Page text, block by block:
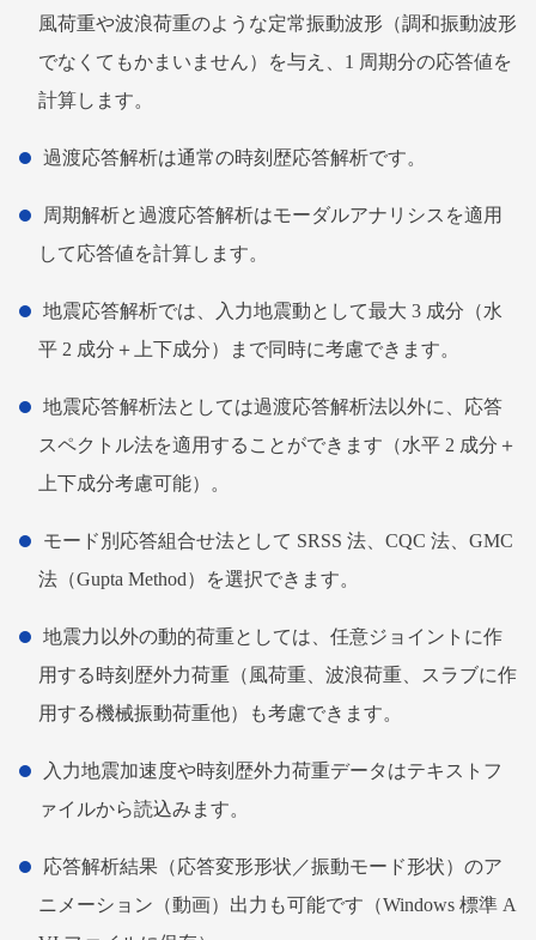
風荷重や波浪荷重のような定常振動波形（調和振動波形
でなくてもかまいません）を与え、1 周期分の応答値を
計算します。
過渡応答解析は通常の時刻歴応答解析です。
周期解析と過渡応答解析はモーダルアナリシスを適用
して応答値を計算します。
地震応答解析では、入力地震動として最大 3 成分（水
平 2 成分＋上下成分）まで同時に考慮できます。
地震応答解析法としては過渡応答解析法以外に、応答
スペクトル法を適用することができます（水平 2 成分＋
上下成分考慮可能）。
モード別応答組合せ法として SRSS 法、CQC 法、GMC
法（Gupta Method）を選択できます。
地震力以外の動的荷重としては、任意ジョイントに作
用する時刻歴外力荷重（風荷重、波浪荷重、スラブに作
用する機械振動荷重他）も考慮できます。
入力地震加速度や時刻歴外力荷重データはテキストフ
ァイルから読込みます。
応答解析結果（応答変形形状／振動モード形状）のア
ニメーション（動画）出力も可能です（Windows 標準 A